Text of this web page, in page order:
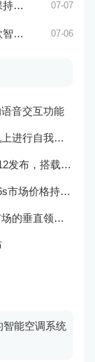
？ 07-07
统 07-06
音交互功能
忠机者手机专卖平台：如何在手机上进行自我提升？
忠机者手机专卖平台：Xiaomi Mi 12发布，搭载更为出色的相机和处理器
忠机者手机专卖平台：二手魅族16s市场价格持续波动
忠机者手机专卖平台：二手手机市场的垂直领域拓展
智能空调系统